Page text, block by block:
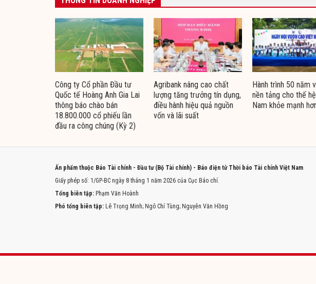
Công ty Cổ phần Đầu tư
Quốc tế Hoàng Anh Gia Lai
thông báo chào bán
18.800.000 cổ phiếu lần
đầu ra công chúng (Kỳ 2)
Agribank nâng cao chất
lượng tăng trưởng tín dụng,
điều hành hiệu quả nguồn
vốn và lãi suất
Hành trình 50 năm
nền tảng cho thế
Nam khỏe mạnh
Ấn phẩm thuộc Báo Tài chính - Đầu tư (Bộ Tài chính) - Báo điện tử Thời báo Tài chính Việt Nam
Giấy phép số: 1/GP-BC ngày 8 tháng 1 năm 2026 của Cục Báo chí.
Tổng biên tập: Phạm Văn Hoành
Phó tổng biên tập: Lê Trọng Minh; Ngô Chí Tùng; Nguyễn Văn Hồng